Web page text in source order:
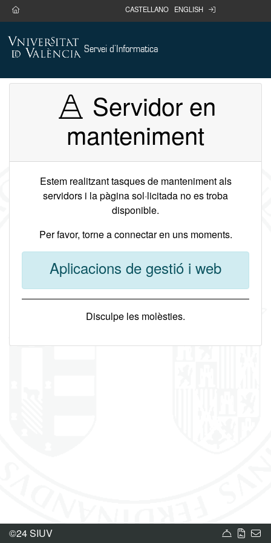
Anar al contingut
home CASTELLANO ENGLISH login
Servei d'Informatica
Servidor en
manteniment
Estem realitzant tasques de manteniment als
servidors i la pàgina sol·licitada no es troba
disponible.
Per favor, torne a connectar en uns moments.
Aplicacions de gestió i web
Disculpe les molèsties.
©24 SIUV Carta